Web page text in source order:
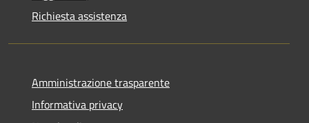
Richiesta assistenza
Amministrazione trasparente
Informativa privacy